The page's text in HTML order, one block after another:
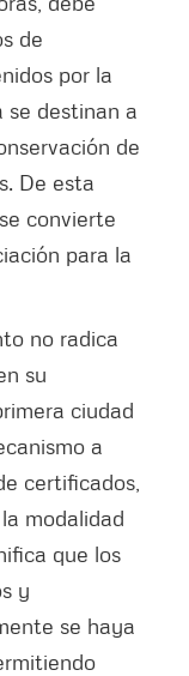
de
por la
se destinan a
de
De esta
convierte
para la
no radica
su
ciudad
a
certificados,
modalidad
que los
y
se haya